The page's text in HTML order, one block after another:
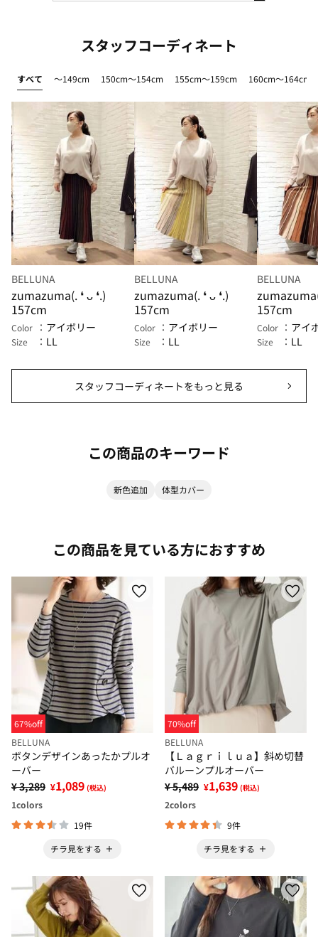
スタッフコーディネート
すべて ～149cm 150cm～154cm 155cm～159cm 160cm～164cm
BELLUNA
zumazuma(. ❛ ᴗ ❛.)
157cm
Color アイボリー
Size LL
BELLUNA
zumazuma(. ❛ ᴗ ❛.)
157cm
Color アイボリー
Size LL
BELLUNA
157cm
Color アイ
Size LL
スタッフコーディネートをもっと見る
この商品のキーワード
新色追加 体型カバー
この商品を見ている方におすすめ
67%off
BELLUNA
ボタンデザインあったかプルオ
ーバー
¥ 3,289 ¥1,089 (税込)
1colors
19件
チラ見をする
70%off
BELLUNA
【Ｌａｇｒｉｌｕａ】斜め切替
バルーンプルオーバー
¥ 5,489 ¥1,639 (税込)
2colors
9件
チラ見をする